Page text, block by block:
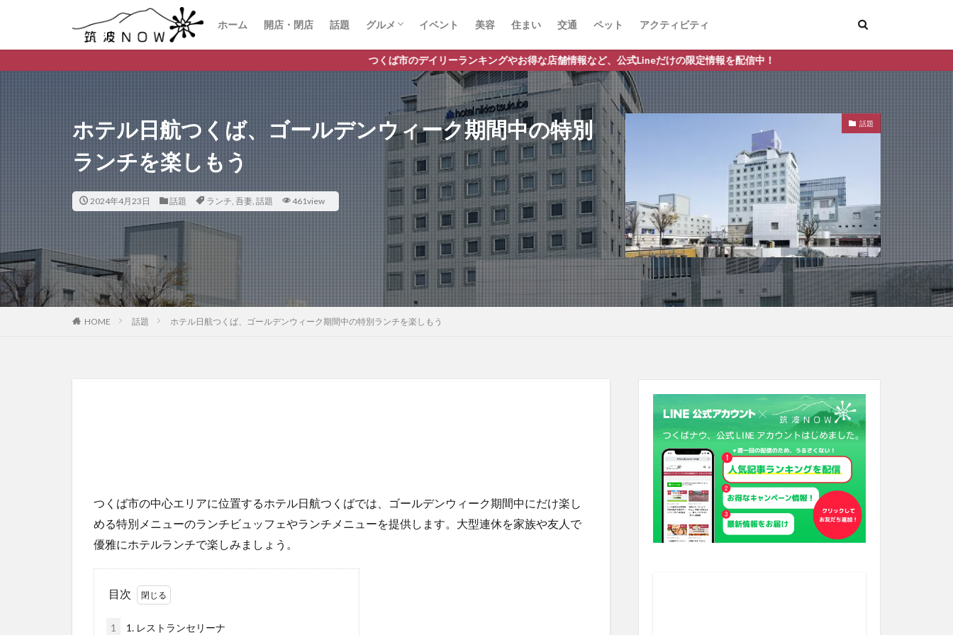
ホーム 開店・閉店 話題 グルメ
ラーメン
ランチ
カフェ
パスタ
イベント 美容 住まい 交通 ペット アクティビティ
つくば市のデイリーランキングやお得な店舗情報など、公式Lineだけの限定情報を配信中！
ホテル日航つくば、ゴールデンウィーク期間中の特別
ランチを楽しもう
2024年4月23日 話題 ランチ, 吾妻, 話題 461view
話題
HOME 話題 ホテル日航つくば、ゴールデンウィーク期間中の特別ランチを楽しもう
つくば市の中心エリアに位置するホテル日航つくばでは、ゴールデンウィーク期間中にだけ楽し
める特別メニューのランチビュッフェやランチメニューを提供します。大型連休を家族や友人で
優雅にホテルランチで楽しみましょう。
目次
1 1. レストランセリーナ